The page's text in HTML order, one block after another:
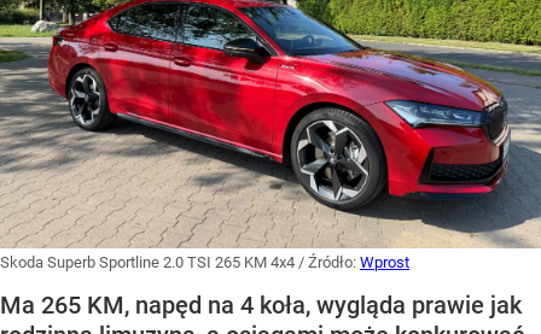
Skoda Superb Sportline 2.0 TSI 265 KM 4x4 / Źródło: Wprost
Ma 265 KM, napęd na 4 koła, wygląda prawie jak